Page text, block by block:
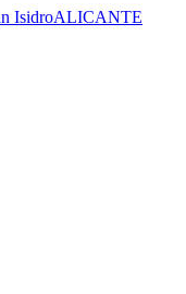
IsidroALICANTE